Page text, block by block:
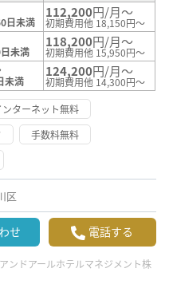
日未満
112,200円/月～
初期費用他 18,150円～
未満
118,200円/月～
初期費用他 15,950円～
未満
124,200円/月～
初期費用他 14,300円～
ンターネット無料
手数料無料
区
せ 電話する
ンドアールホテルマネジメント株